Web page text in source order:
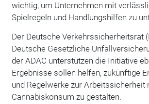
wichtig, um Unternehmen mit
Spielregeln und Handlungshilfen zu
Der Deutsche Verkehrssicherheitsrat
Deutsche Gesetzliche
der ADAC unterstützen die Initiative
Ergebnisse sollen helfen, zukünftige
und Regelwerke zur Arbeitssicherheit
Cannabiskonsum zu gestalten.